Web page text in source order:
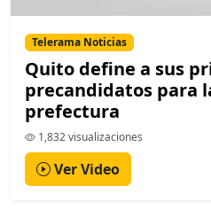
Telerama Noticias
Quito define a sus
precandidatos para
prefectura
1,832 visualizaciones
Ver Video